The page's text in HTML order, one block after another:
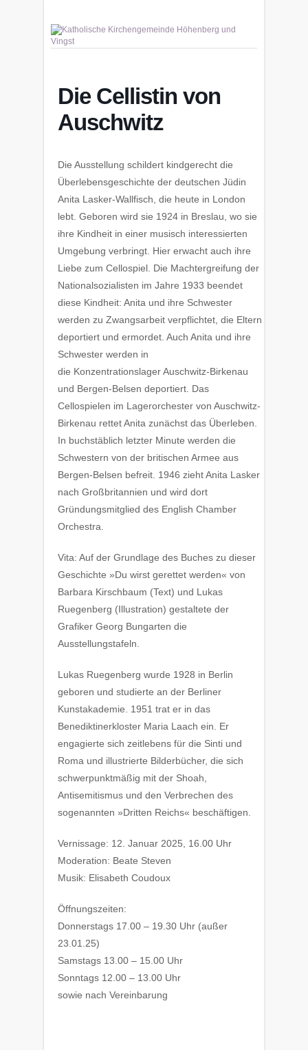
Die Cellistin von
Auschwitz
Die Ausstellung schildert kindgerecht die
Überlebensgeschichte der deutschen Jüdin
Anita Lasker-Wallfisch, die heute in London
lebt. Geboren wird sie 1924 in Breslau, wo sie
ihre Kindheit in einer musisch interessierten
Umgebung verbringt. Hier erwacht auch ihre
Liebe zum Cellospiel. Die Machtergreifung der
Nationalsozialisten im Jahre 1933 beendet
diese Kindheit: Anita und ihre Schwester
werden zu Zwangsarbeit verpflichtet, die Eltern
deportiert und ermordet. Auch Anita und ihre
Schwester werden in
die Konzentrationslager Auschwitz-Birkenau
und Bergen-Belsen deportiert. Das
Cellospielen im Lagerorchester von Auschwitz-
Birkenau rettet Anita zunächst das Überleben.
In buchstäblich letzter Minute werden die
Schwestern von der britischen Armee aus
Bergen-Belsen befreit. 1946 zieht Anita Lasker
nach Großbritannien und wird dort
Gründungsmitglied des English Chamber
Orchestra.
Vita: Auf der Grundlage des Buches zu dieser
Geschichte »Du wirst gerettet werden« von
Barbara Kirschbaum (Text) und Lukas
Ruegenberg (Illustration) gestaltete der
Grafiker Georg Bungarten die
Ausstellungstafeln.
Lukas Ruegenberg wurde 1928 in Berlin
geboren und studierte an der Berliner
Kunstakademie. 1951 trat er in das
Benediktinerkloster Maria Laach ein. Er
engagierte sich zeitlebens für die Sinti und
Roma und illustrierte Bilderbücher, die sich
schwerpunktmäßig mit der Shoah,
Antisemitismus und den Verbrechen des
sogenannten »Dritten Reichs« beschäftigen.
Vernissage: 12. Januar 2025, 16.00 Uhr
Moderation: Beate Steven
Musik: Elisabeth Coudoux
Öffnungszeiten:
Donnerstags 17.00 – 19.30 Uhr (außer
23.01.25)
Samstags 13.00 – 15.00 Uhr
Sonntags 12.00 – 13.00 Uhr
sowie nach Vereinbarung